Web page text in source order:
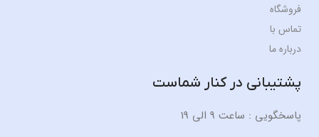
فروشگاه
تماس با
درباره ما
پشتیبانی در کنار شماست
پاسخگویی : ساعت 9 الی 19